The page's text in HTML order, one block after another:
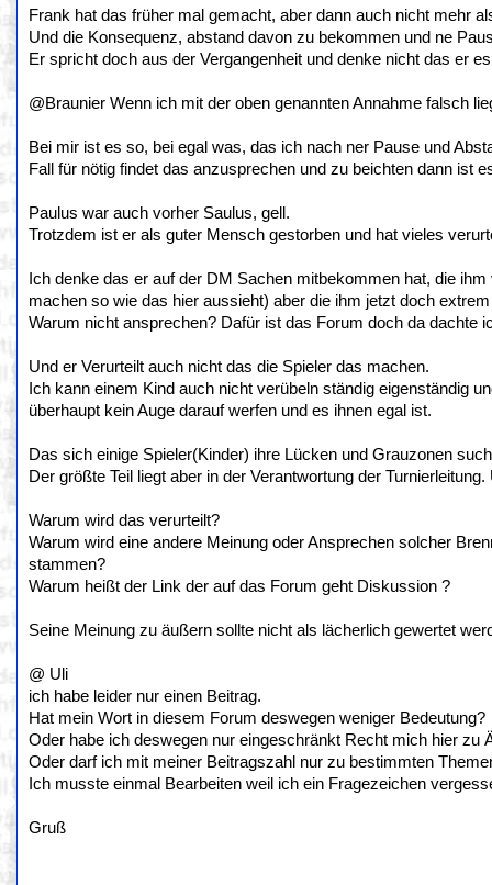
Frank hat das früher mal gemacht, aber dann auch nicht mehr
Und die Konsequenz, abstand davon zu bekommen und ne
Er spricht doch aus der Vergangenheit und denke nicht das er
@Braunier Wenn ich mit der oben genannten Annahme falsch
Bei mir ist es so, bei egal was, das ich nach ner Pause und
Fall für nötig findet das anzusprechen und zu beichten dann ist
Paulus war auch vorher Saulus, gell.
Trotzdem ist er als guter Mensch gestorben und hat vieles
Ich denke das er auf der DM Sachen mitbekommen hat, die
machen so wie das hier aussieht) aber die ihm jetzt doch
Warum nicht ansprechen? Dafür ist das Forum doch da dachte
Und er Verurteilt auch nicht das die Spieler das machen.
Ich kann einem Kind auch nicht verübeln ständig eigenständig
überhaupt kein Auge darauf werfen und es ihnen egal ist.
Das sich einige Spieler(Kinder) ihre Lücken und Grauzonen
Der größte Teil liegt aber in der Verantwortung der
Warum wird das verurteilt?
Warum wird eine andere Meinung oder Ansprechen solcher
stammen?
Warum heißt der Link der auf das Forum geht Diskussion ?
Seine Meinung zu äußern sollte nicht als lächerlich gewertet
@ Uli
ich habe leider nur einen Beitrag.
Hat mein Wort in diesem Forum deswegen weniger Bedeutung?
Oder habe ich deswegen nur eingeschränkt Recht mich hier zu
Oder darf ich mit meiner Beitragszahl nur zu bestimmten
Ich musste einmal Bearbeiten weil ich ein Fragezeichen
Gruß